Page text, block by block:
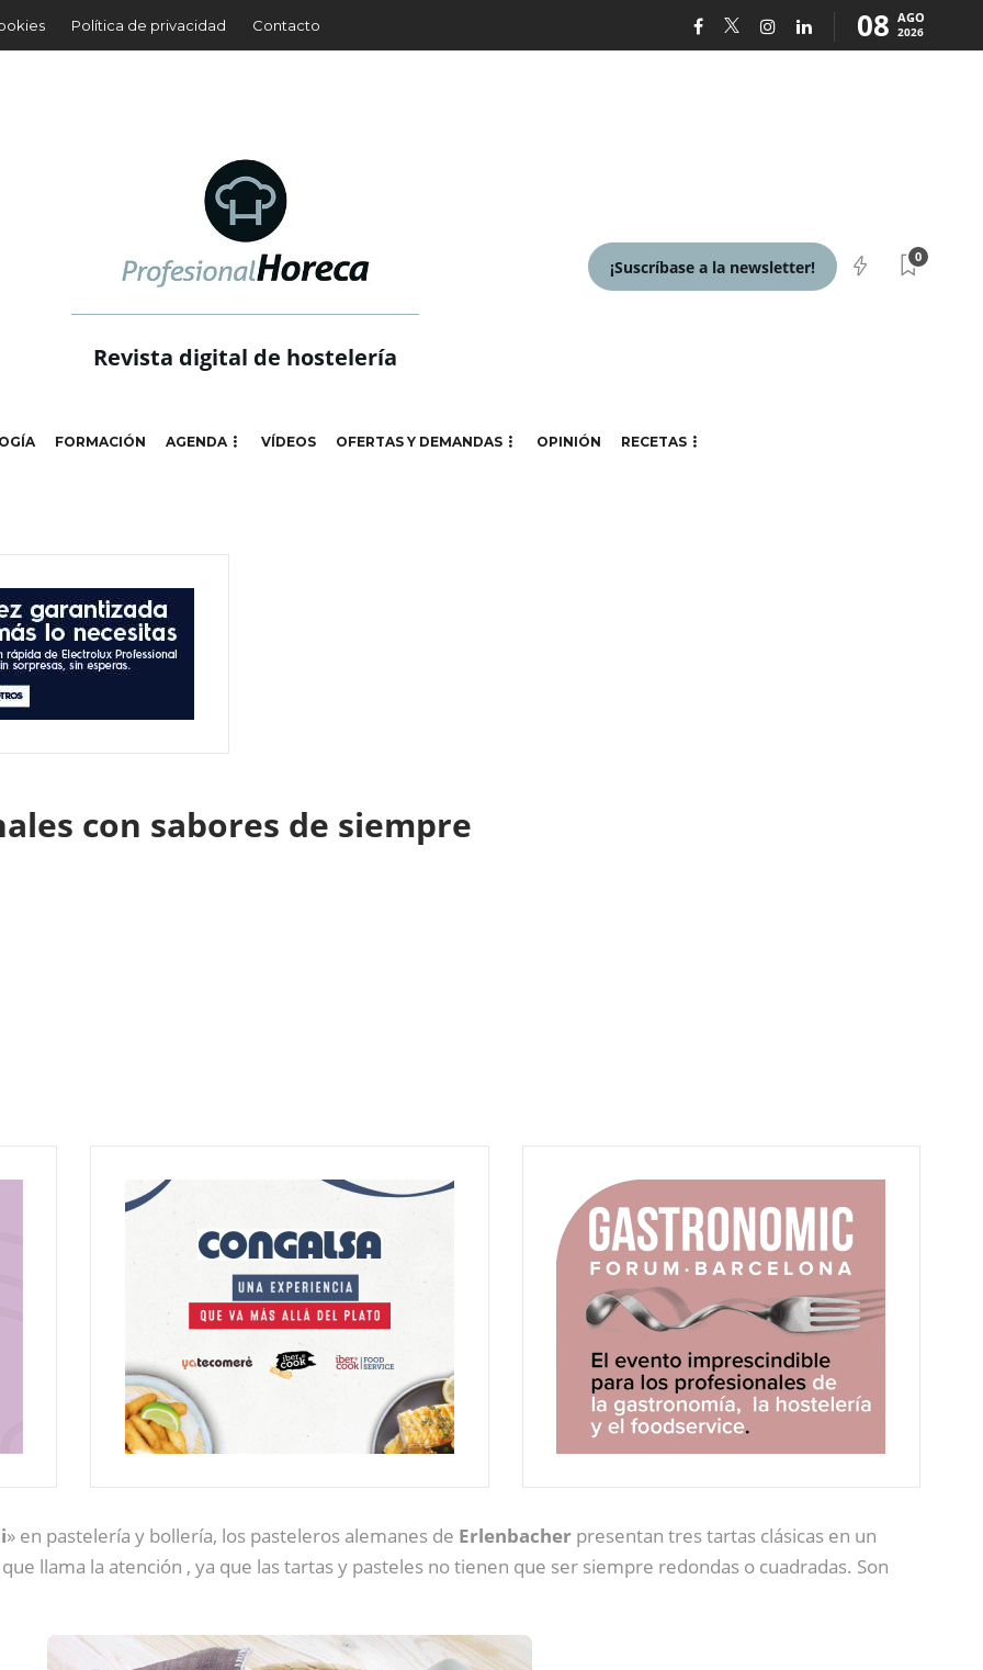
Política de privacidad Contacto 08 AGO
2026
Revista digital de hostelería
¡Suscríbase a la newsletter!
0
FORMACIÓN AGENDA VÍDEOS OFERTAS Y DEMANDAS OPINIÓN RECETAS
con sabores de siempre
» en pastelería y bollería, los pasteleros alemanes de Erlenbacher presentan tres tartas clásicas en un
llama la atención , ya que las tartas y pasteles no tienen que ser siempre redondas o cuadradas. Son